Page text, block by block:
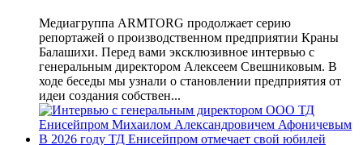
Медиагруппа ARMTORG продолжает серию
репортажей о производственном предприятии Краны
Балашихи. Перед вами эксклюзивное интервью с
генеральным директором Алексеем Свешниковым. В
ходе беседы мы узнали о становлении предприятия от
идеи создания собствен...